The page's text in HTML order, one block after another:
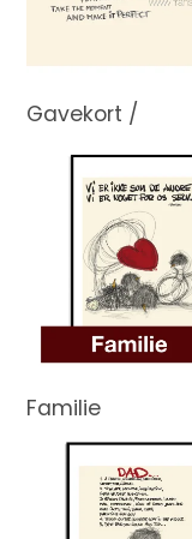
Gavekort /
Familie